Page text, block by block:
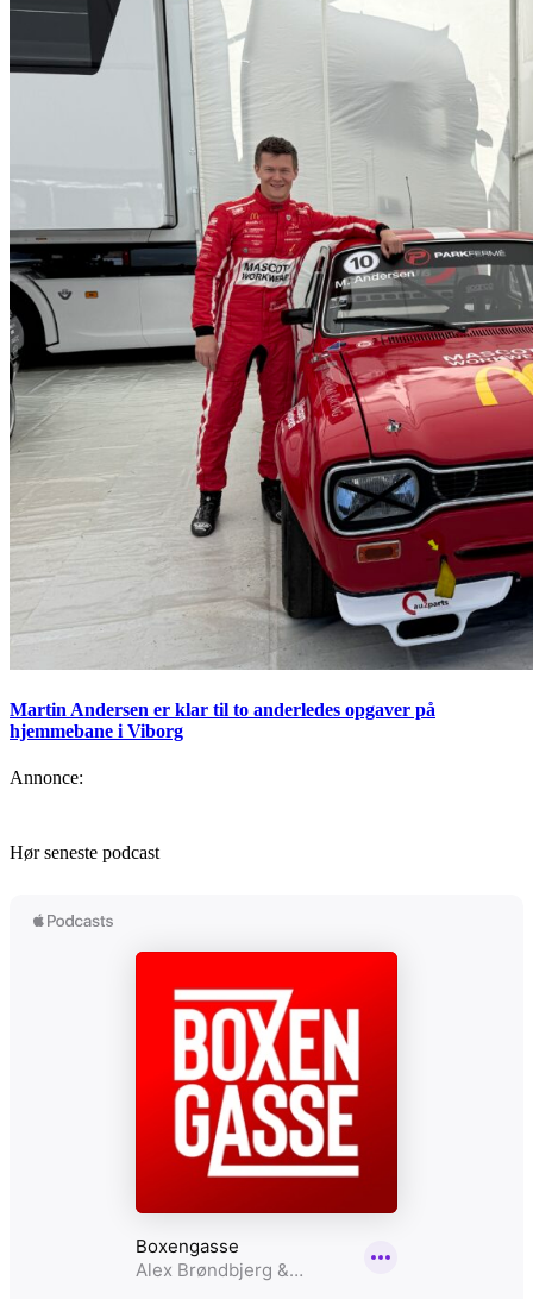
Martin Andersen er klar til to anderledes opgaver på
hjemmebane i Viborg
Annonce:
Hør seneste podcast